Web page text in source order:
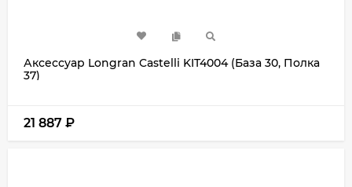
Аксессуар Longran Castelli KIT4004 (База 30, Полка
37)
21 887 ₽